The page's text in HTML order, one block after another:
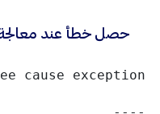
حصل خطأ عند معالجة